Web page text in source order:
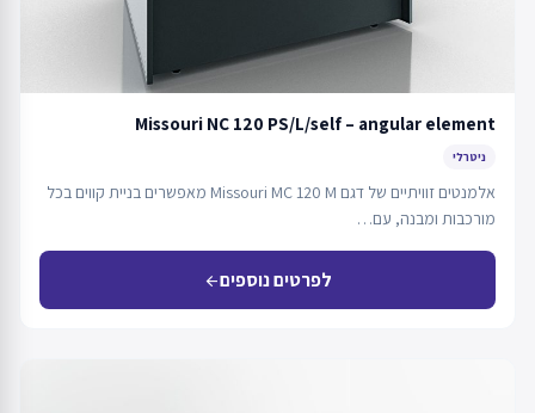
Missouri NC 120 PS/L/self – angular element
ניטרלי
אלמנטים זוויתיים של דגם Missouri MC 120 M מאפשרים בניית קווים בכל
מורכבות ומבנה, עם…
לפרטים נוספיםarrow_back